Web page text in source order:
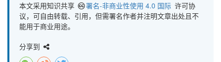
本文采用知识共享 署名-非商业性使用 4.0 国际 许可协
议，可自由转载、引用，但需署名作者并注明文章出处且不
能用于商业用途。
分享到